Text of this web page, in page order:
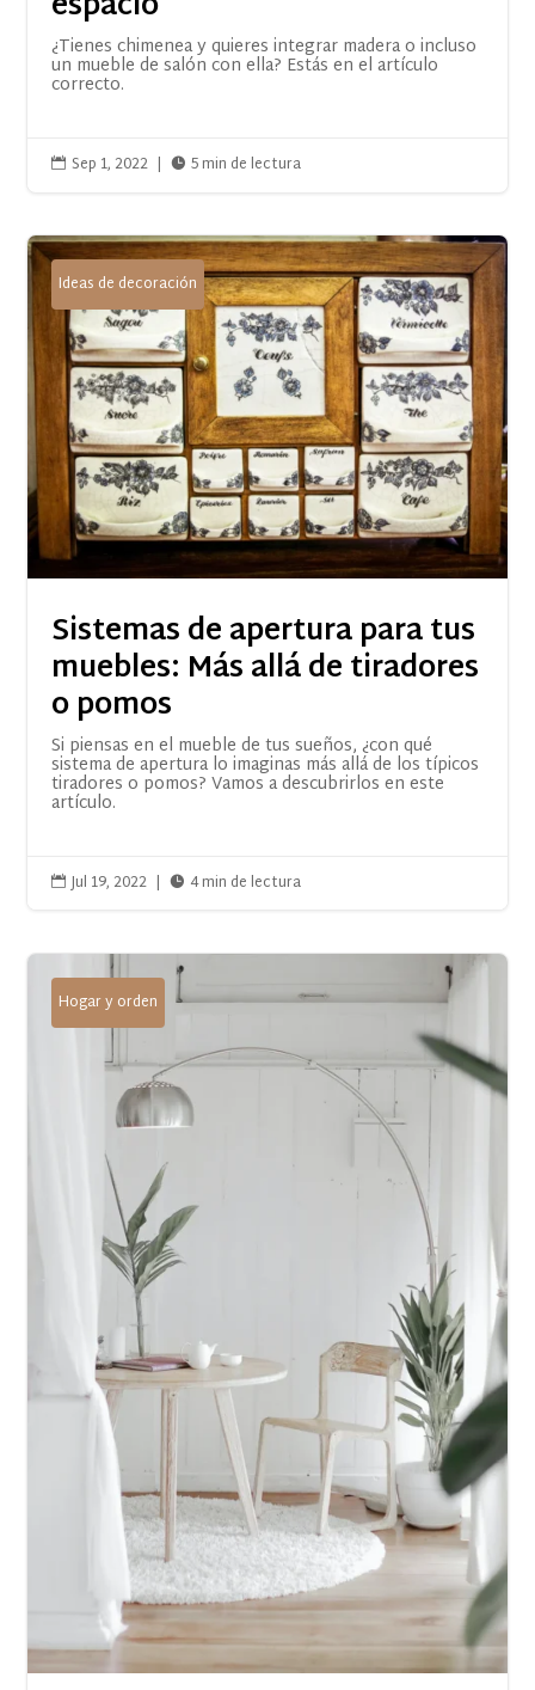
¿Tienes chimenea y quieres integrar madera o incluso
un mueble de salón con ella? Estás en el artículo
correcto.
 Sep 1, 2022 |  5 min de lectura
Ideas de decoración
Sistemas de apertura para tus
muebles: Más allá de tiradores
o pomos
Si piensas en el mueble de tus sueños, ¿con qué
sistema de apertura lo imaginas más allá de los típicos
tiradores o pomos? Vamos a descubrirlos en este
artículo.
 Jul 19, 2022 |  4 min de lectura
Hogar y orden